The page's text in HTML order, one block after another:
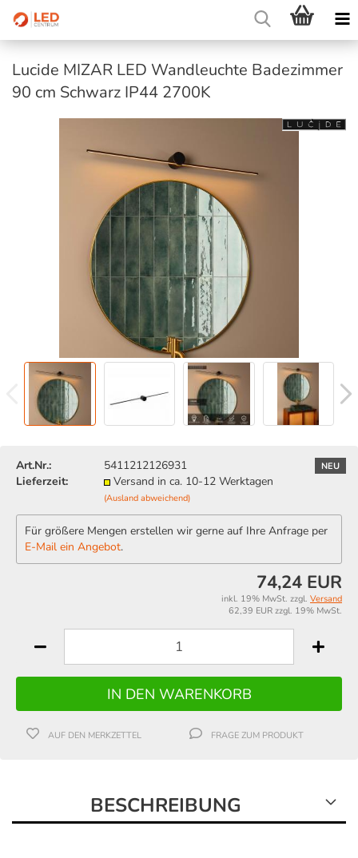
Lucide MIZAR LED Wandleuchte Badezimmer
90 cm Schwarz IP44 2700K
NEU
Art.Nr.:
5411212126931
Lieferzeit:
Versand in ca. 10-12 Werktagen
(Ausland abweichend)
Für größere Mengen erstellen wir gerne auf Ihre Anfrage per
E-Mail ein Angebot.
74,24 EUR
inkl. 19% MwSt. zzgl. Versand
62,39 EUR zzgl. 19% MwSt.
AUF DEN MERKZETTEL FRAGE ZUM PRODUKT
BESCHREIBUNG